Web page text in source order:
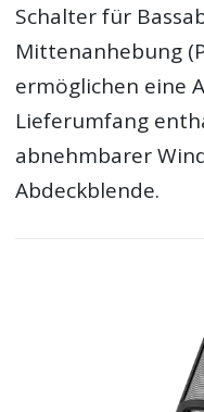
Schalter für
Mittenanhebung
ermöglichen eine
Lieferumfang
abnehmbarer
Abdeckblende.